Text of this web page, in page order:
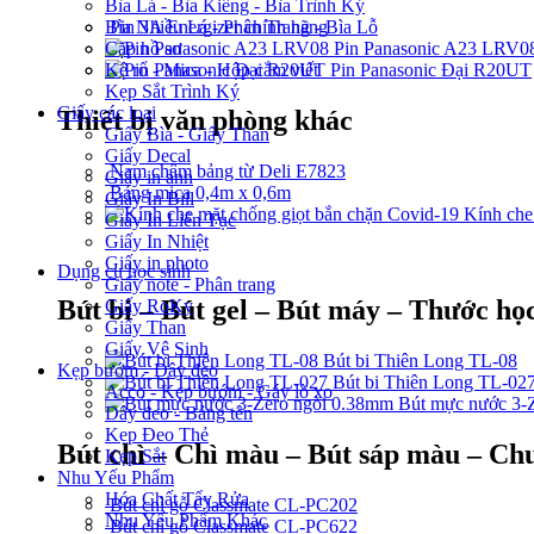
Pin 3A Energizer chính hãng
Pin Panasonic A23
Pin Panasonic Đại R20UT
Thiết bị văn phòng khác
Nam châm bảng từ Deli E7823
Bảng mica 0,4m x 0,6m
Kính
Dụng cụ học sinh
Bút bi – Bút gel – Bút máy – Thước
Bút bi Thiên Long TL-08
Bút bi Thiên Long TL-
Bút mực nước 3-
Bút chì – Chì màu – Bút sáp màu –
Bút chì gỗ Classmate CL-PC202
Bút chì gỗ Classmate CL-PC622
Bìa Lá - Bìa Kiếng - Bìa Trình Ký
Bìa Nhiều Lá - Phân Trang - Bìa Lỗ
Cặp hồ sơ
Kệ rổ - Mica - Hộp cắm viết
Kẹp Sắt Trình Ký
Giấy các loại
Giấy Bìa - Giấy Than
Giấy Decal
Giấy in ảnh
Giấy In Bill
Giấy In Liên Tục
Giấy In Nhiệt
Giấy in photo
Giấy note - Phân trang
Giấy RoKy
Giấy Than
Giấy Vệ Sinh
Kẹp bướm - Dây đeo
Acco - Kẹp bướm - Gáy lò xo
Dây đeo - Bảng tên
Kẹp Đeo Thẻ
Kẹp Sắt
Nhu Yếu Phẩm
Hóa Chất Tẩy Rửa
Nhu Yếu Phẩm Khác